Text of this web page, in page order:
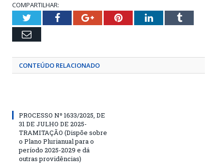
COMPARTILHAR:
TwitterFacebookGoogle+PinterestLinkedInTumblr
Email
CONTEÚDO RELACIONADO
PROCESSO Nº 1633/2025, DE
31 DE JULHO DE 2025-
TRAMITAÇÃO (Dispõe sobre
o Plano Plurianual para o
período 2025-2029 e dá
outras providências)